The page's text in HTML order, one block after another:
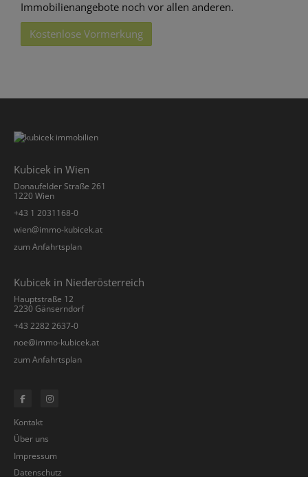
Immobilienangebote noch vor allen anderen.
Kostenlose Vormerkung
Kubicek in Wien
Donaufelder Straße 261
1220 Wien
+43 1 2031168-0
­wien@immo-kubicek.at
zum Anfahrtsplan
Kubicek in Niederösterreich
Hauptstraße 12
2230 Gänserndorf
+43 2282 2637-0
­noe@immo-kubicek.at
zum Anfahrtsplan
Kontakt
Über uns
Impressum
Datenschutz